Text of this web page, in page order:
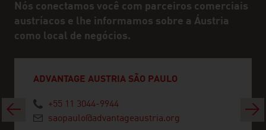
Nós conectamos você com parceiros comerciais
austríacos e lhe informamos sobre a Áustria
como local de negócios.
ADVANTAGE AUSTRIA SÃO PAULO
+55 11 3044-9944
saopaulo@advantageaustria.org
Anterior